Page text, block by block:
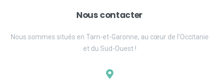
Nous contacter
Nous sommes situés en Tarn-et-Garonne, au cœur de l’Occitanie
et du Sud-Ouest !